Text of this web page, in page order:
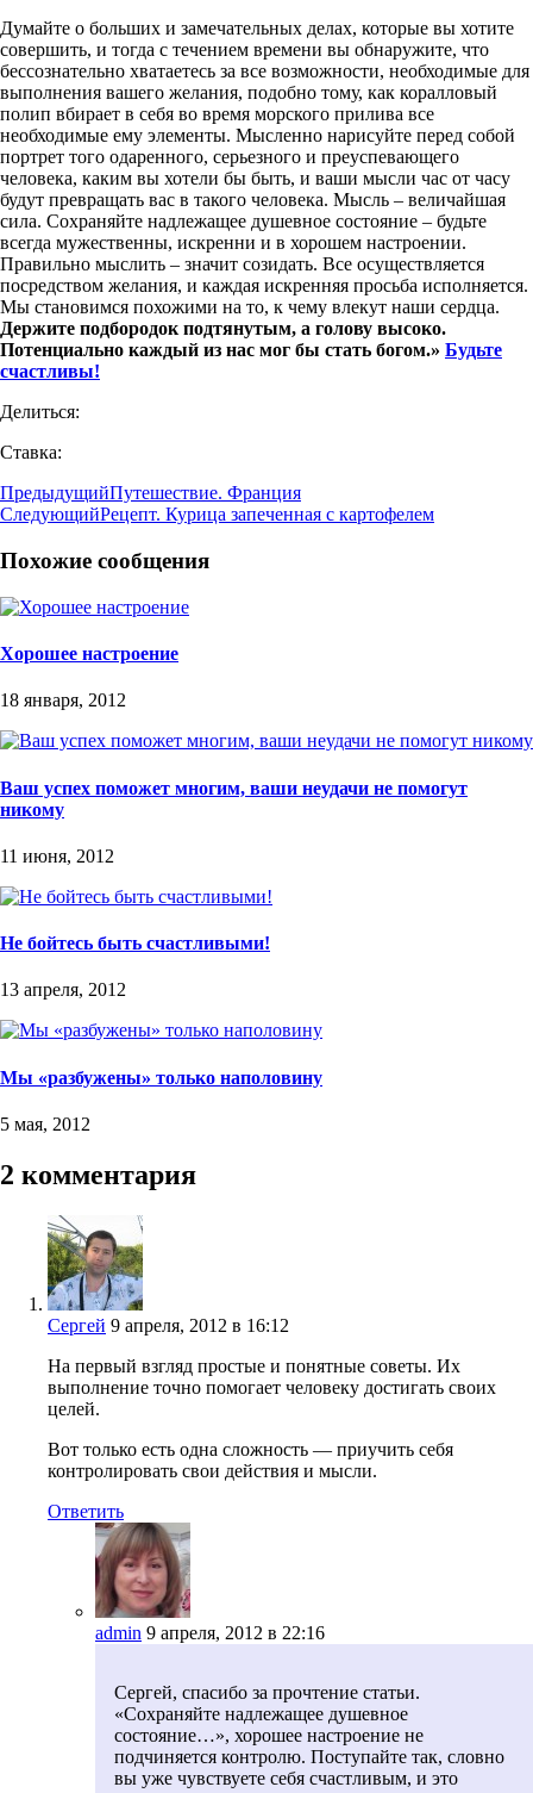
Думайте о больших и замечательных делах, которые вы хотите
совершить, и тогда с течением времени вы обнаружите, что
бессознательно хватаетесь за все возможности, необходимые для
выполнения вашего желания, подобно тому, как коралловый
полип вбирает в себя во время морского прилива все
необходимые ему элементы. Мысленно нарисуйте перед собой
портрет того одаренного, серьезного и преуспевающего
человека, каким вы хотели бы быть, и ваши мысли час от часу
будут превращать вас в такого человека. Мысль – величайшая
сила. Сохраняйте надлежащее душевное состояние – будьте
всегда мужественны, искренни и в хорошем настроении.
Правильно мыслить – значит созидать. Все осуществляется
посредством желания, и каждая искренняя просьба исполняется.
Мы становимся похожими на то, к чему влекут наши сердца.
Держите подбородок подтянутым, а голову высоко.
Потенциально каждый из нас мог бы стать богом.» Будьте
счастливы!
Делиться:
Ставка:
ПредыдущийПутешествие. Франция
СледующийРецепт. Курица запеченная с картофелем
Похожие сообщения
Хорошее настроение
18 января, 2012
Ваш успех поможет многим, ваши неудачи не помогут
никому
11 июня, 2012
Не бойтесь быть счастливыми!
13 апреля, 2012
Мы «разбужены» только наполовину
5 мая, 2012
2 комментария
Сергей 9 апреля, 2012 в 16:12
На первый взгляд простые и понятные советы. Их
выполнение точно помогает человеку достигать своих
целей.
Вот только есть одна сложность — приучить себя
контролировать свои действия и мысли.
Ответить
admin 9 апреля, 2012 в 22:16
Сергей, спасибо за прочтение статьи.
«Сохраняйте надлежащее душевное
состояние…», хорошее настроение не
подчиняется контролю. Поступайте так, словно
вы уже чувствуете себя счастливым, и это